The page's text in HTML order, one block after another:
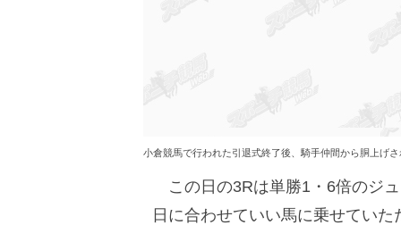
小倉競馬で行われた引退式終了後、騎手仲間から胴上げ
この日の3Rは単勝1・6倍のジ
日に合わせていい馬に乗せてい